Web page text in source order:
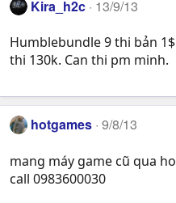
Kira_h2c 13/9/13
Humblebundle 9 thi bản
thi 130k. Can thi pm minh.
hotgames 9/8/13
mang máy game cũ qua
call 0983600030